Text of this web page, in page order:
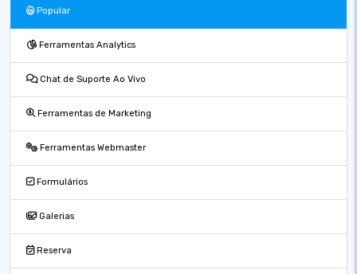
Popular
Ferramentas Analytics
Chat de Suporte Ao Vivo
Ferramentas de Marketing
Ferramentas Webmaster
Formulários
Galerias
Reserva